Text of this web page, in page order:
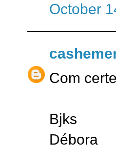
October
Com
Bjks
Débora